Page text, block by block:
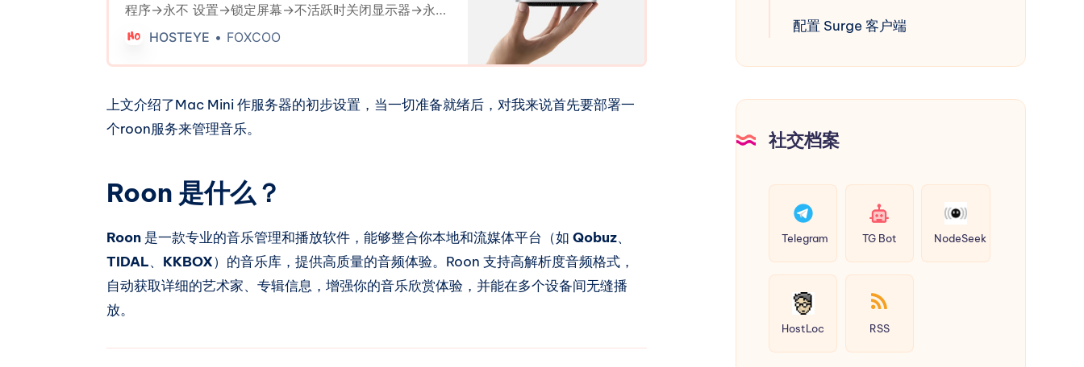
程序->永不 设置->锁定屏幕->不活跃时关闭显示器->永
不 设置->锁定屏幕->屏幕保护程序启动或显示器关闭后
需要密码->永不-关闭屏幕锁定-关闭并移除密码 设置自
动登录 设置->用户与群组->自动以此身份登录 设置断电
示器关闭时，防止自动进入睡眠 远程访问 VNC访问（适
用于windows、macbook） 设置->通用->共享->远程
waydabber/BetterDisplay: Unlock your displays on
your Mac! Flexible HiDPI scaling,
HOSTEYE FOXCOO
上文介绍了Mac Mini 作服务器的初步设置，当一切准备就绪后，对我来说首先要部署一
个roon服务来管理音乐。
Roon 是什么？
Roon 是一款专业的音乐管理和播放软件，能够整合你本地和流媒体平台（如 Qobuz、
TIDAL、 KKBOX）的音乐库，提供高质量的音频体验。Roon 支持高解析度音频格式，
自动获取详细的艺术家、专辑信息，增强你的音乐欣赏体验，并能在多个设备间无缝播
放。
配置 Surge 客户端
社交档案
Telegram TG Bot NodeSeek
HostLoc RSS